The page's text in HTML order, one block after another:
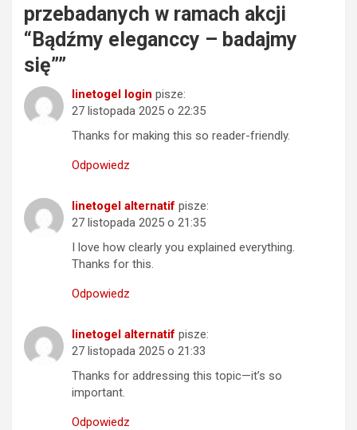
przebadanych w ramach akcji
“Bądźmy eleganccy – badajmy
się””
linetogel login pisze:
27 listopada 2025 o 22:35
Thanks for making this so reader-friendly.
Odpowiedz
linetogel alternatif pisze:
27 listopada 2025 o 21:35
I love how clearly you explained everything.
Thanks for this.
Odpowiedz
linetogel alternatif pisze:
27 listopada 2025 o 21:33
Thanks for addressing this topic—it’s so
important.
Odpowiedz